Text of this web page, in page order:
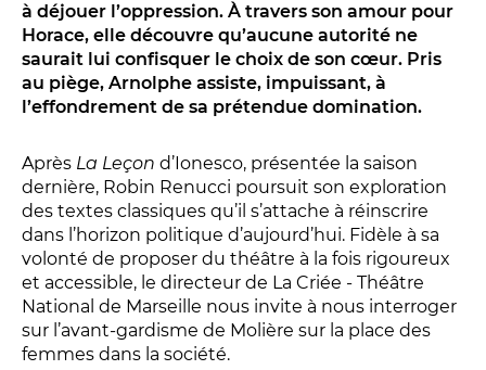
Les Contes d’apéro
Festival de Magie
Festival de Tragédies
LE PUBLIC
VOUS ÊTES...
Enseignant
Relais
En famille
Étudiant
à déjouer l’oppression. À travers son amour pour
Horace, elle découvre qu’aucune autorité ne
saurait lui confisquer le choix de son cœur. Pris
au piège, Arnolphe assiste, impuissant, à
l’effondrement de sa prétendue domination.
Après La Leçon d’Ionesco, présentée la saison
dernière, Robin Renucci poursuit son exploration
des textes classiques qu’il s’attache à réinscrire
dans l’horizon politique d’aujourd’hui. Fidèle à sa
volonté de proposer du théâtre à la fois rigoureux
et accessible, le directeur de La Criée - Théâtre
National de Marseille nous invite à nous interroger
sur l’avant-gardisme de Molière sur la place des
femmes dans la société.